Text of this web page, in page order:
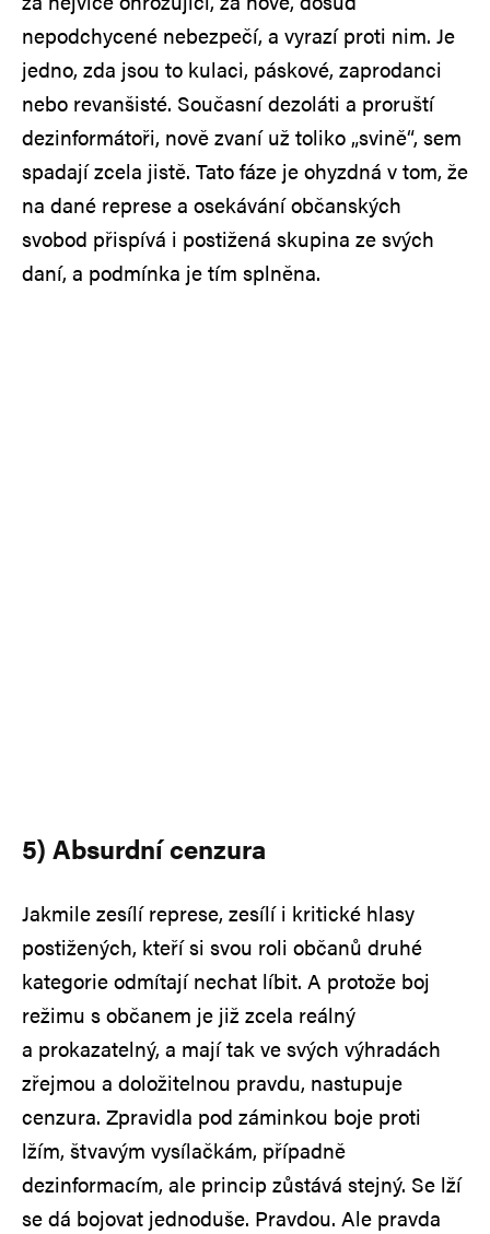
nepodchycené nebezpečí, a vyrazí proti nim. Je
jedno, zda jsou to kulaci, páskové, zaprodanci
nebo revanšisté. Současní dezoláti a proruští
dezinformátoři, nově zvaní už toliko „svině“, sem
spadají zcela jistě. Tato fáze je ohyzdná v tom, že
na dané represe a osekávání občanských
svobod přispívá i postižená skupina ze svých
daní, a podmínka je tím splněna.
5) Absurdní cenzura
Jakmile zesílí represe, zesílí i kritické hlasy
postižených, kteří si svou roli občanů druhé
kategorie odmítají nechat líbit. A protože boj
režimu s občanem je již zcela reálný
a prokazatelný, a mají tak ve svých výhradách
zřejmou a doložitelnou pravdu, nastupuje
cenzura. Zpravidla pod záminkou boje proti
lžím, štvavým vysílačkám, případně
dezinformacím, ale princip zůstává stejný. Se lží
se dá bojovat jednoduše. Pravdou. Ale pravda